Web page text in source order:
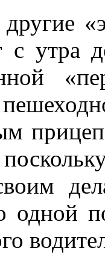
другие
с утра